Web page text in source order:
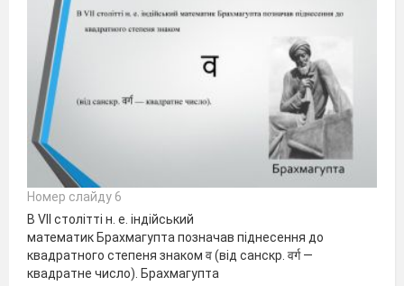
Номер слайду 6
В VII столітті н. е. індійський
математик Брахмагупта позначав піднесення до
квадратного степеня знаком व (від санскр. वर्ग —
квадратне число). Брахмагупта